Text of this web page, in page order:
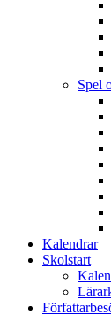
Spel
Kalendrar
Skolstart